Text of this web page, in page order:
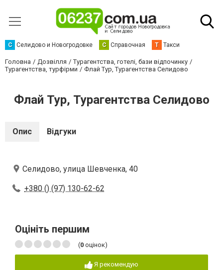
С Селидово и Новогродовке С Справочная Т Такси
Головна Дозвілля
Турагентства, готелі, бази відпочинку
Турагентства, турфірми
Флай Тур, Турагентства Селидово
Флай Тур, Турагентства Селидово
Опис Відгуки
Селидово, улица Шевченка, 40
+380 () (97) 130-62-62
Оцініть першим
(0 оцінок)
Я рекомендую